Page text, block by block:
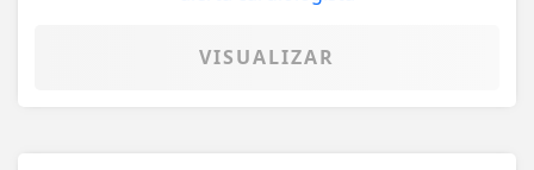
VISUALIZAR